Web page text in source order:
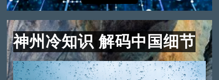
神州冷知识 解码中国细节